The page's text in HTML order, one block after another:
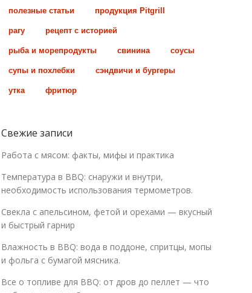
полезные статьи продукция Pitgrill
рагу рецепт с историей
рыба и морепродукты свинина соусы
супы и похлебки сэндвичи и бургеры
утка фритюр
Свежие записи
Работа с мясом: факты, мифы и практика
Температура в BBQ: снаружи и внутри,
необходимость использования термометров.
Свекла с апельсином, фетой и орехами — вкусный
и быстрый гарнир
Влажность в BBQ: вода в поддоне, спритцы, мопы
и фольга с бумагой мясника.
Все о топливе для BBQ: от дров до пеллет — что